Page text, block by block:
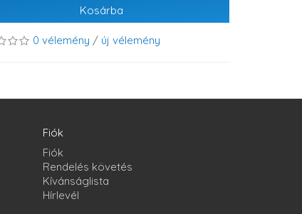
Kosárba
0 vélemény / új vélemény
Fiók
Fiók
Rendelés követés
Kívánságlista
Hírlevél